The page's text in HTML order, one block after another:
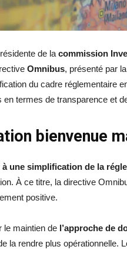
de la commission
Omnibus, présenté par
du cadre réglementaire
en termes de transparence et
bienvenue
à une simplification de la
À ce titre, la directive
positive.
le maintien de l’approche de
la rendre plus opérationnelle.